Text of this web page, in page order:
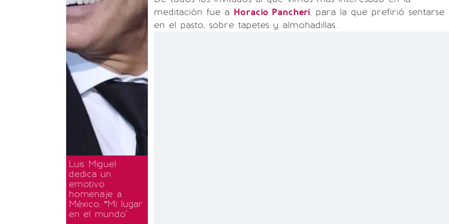
Luis Miguel
dedica un
emotivo
homenaje a
México: “Mi lugar
en el mundo"
meditación fue a Horacio Pancheri, para la que prefirió sentarse
en el pasto, sobre tapetes y almohadillas.